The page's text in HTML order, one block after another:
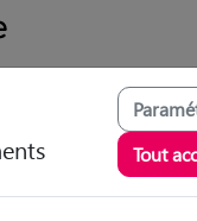
Gironde/
Léna -
MEDARD
Tout